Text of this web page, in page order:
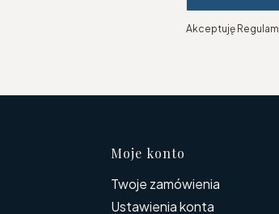
Akceptuję
Linki w
Moje konto
Twoje zamówienia
Ustawienia konta